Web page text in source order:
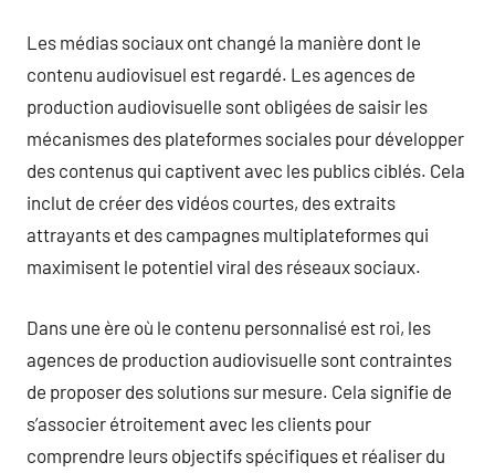
Les médias sociaux ont changé la manière dont le
contenu audiovisuel est regardé. Les agences de
production audiovisuelle sont obligées de saisir les
mécanismes des plateformes sociales pour développer
des contenus qui captivent avec les publics ciblés. Cela
inclut de créer des vidéos courtes, des extraits
attrayants et des campagnes multiplateformes qui
maximisent le potentiel viral des réseaux sociaux.
Dans une ère où le contenu personnalisé est roi, les
agences de production audiovisuelle sont contraintes
de proposer des solutions sur mesure. Cela signifie de
s’associer étroitement avec les clients pour
comprendre leurs objectifs spécifiques et réaliser du